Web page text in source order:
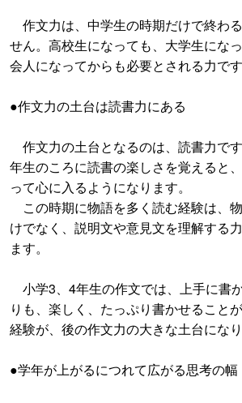
作文力は、中学生の時期だけで終わ
せん。高校生になっても、大学生にな
会人になってからも必要とされる力です
●作文力の土台は読書力にある
作文力の土台となるのは、読書力で
年生のころに読書の楽しさを覚えると
って心に入るようになります。
この時期に物語を多く読む経験は、
けでなく、説明文や意見文を理解する
ます。
小学3、4年生の作文では、上手に書
りも、楽しく、たっぷり書かせること
経験が、後の作文力の大きな土台になり
●学年が上がるにつれて広がる思考の幅